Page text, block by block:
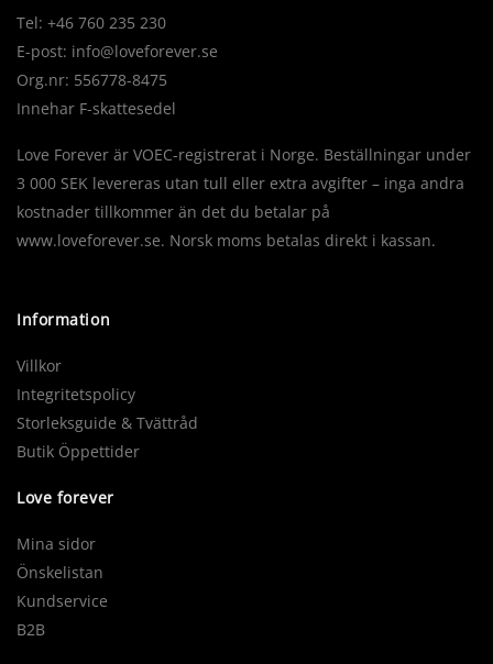
Tel: +46 760 235 230
E-post: info@loveforever.se
Org.nr: 556778-8475
Innehar F-skattesedel
Love Forever är VOEC-registrerat i Norge. Beställningar under
3 000 SEK levereras utan tull eller extra avgifter – inga andra
kostnader tillkommer än det du betalar på
www.loveforever.se. Norsk moms betalas direkt i kassan.
Information
Villkor
Integritetspolicy
Storleksguide & Tvättråd
Butik Öppettider
Love forever
Mina sidor
Önskelistan
Kundservice
B2B